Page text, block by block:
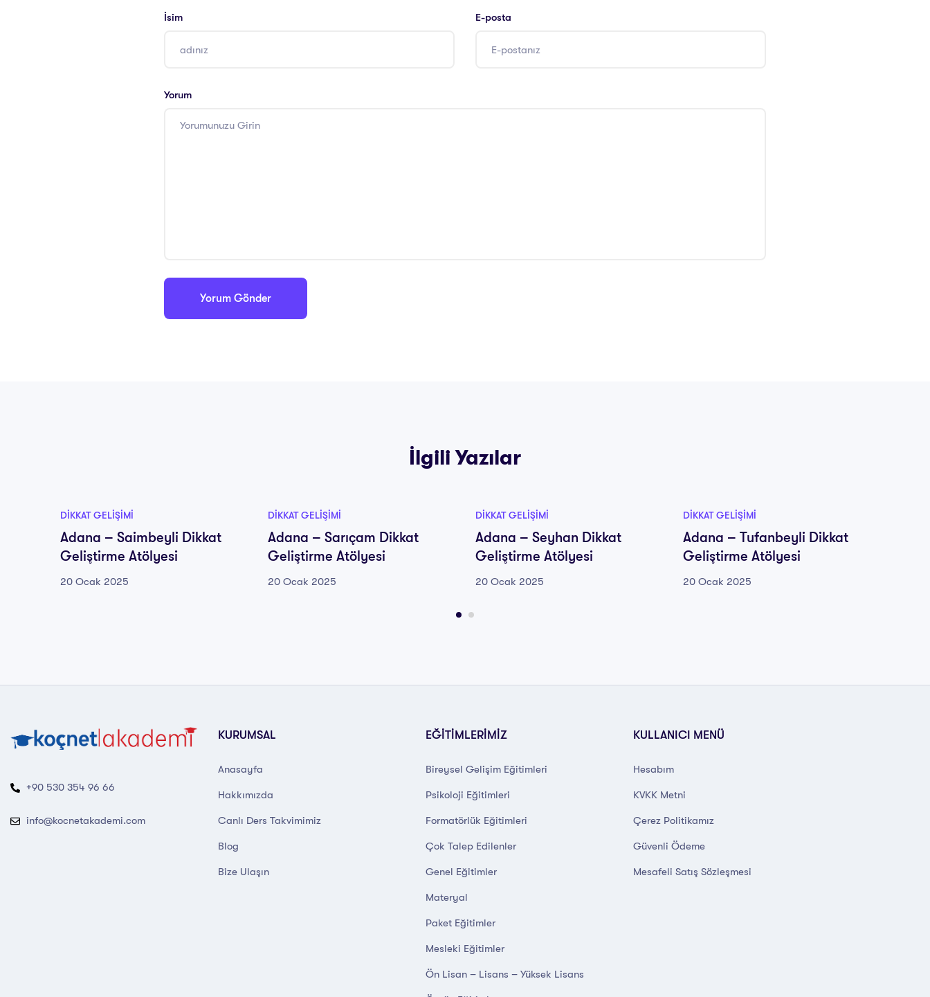
İsim E-posta
Yorum
İlgili Yazılar
DIKKAT GELIŞIMI
Adana – Saimbeyli Dikkat
Geliştirme Atölyesi
20 Ocak 2025
DIKKAT GELIŞIMI
Adana – Sarıçam Dikkat
Geliştirme Atölyesi
20 Ocak 2025
DIKKAT GELIŞIMI
Adana – Seyhan Dikkat
Geliştirme Atölyesi
20 Ocak 2025
DIKKAT GELIŞIMI
Adana – Tufanbeyli Dikkat
Geliştirme Atölyesi
20 Ocak 2025
+90 530 354 96 66
info@kocnetakademi.com
KURUMSAL
Anasayfa
Hakkımızda
Canlı Ders Takvimimiz
Blog
Bize Ulaşın
EĞİTİMLERİMİZ
Bireysel Gelişim Eğitimleri
Psikoloji Eğitimleri
Formatörlük Eğitimleri
Çok Talep Edilenler
Genel Eğitimler
Materyal
Paket Eğitimler
Mesleki Eğitimler
Ön Lisan – Lisans – Yüksek Lisans
KULLANICI MENÜ
Hesabım
KVKK Metni
Çerez Politikamız
Güvenli Ödeme
Mesafeli Satış Sözleşmesi